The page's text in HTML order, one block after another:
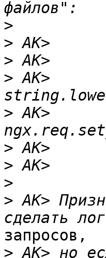
>
>
>
> AK>
> AK>
>
>
>
> AK>
запросов,
>